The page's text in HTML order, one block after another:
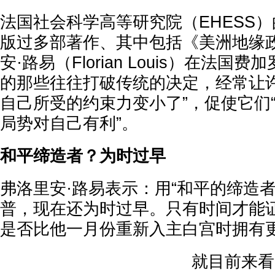
法国社会科学高等研究院（EHESS
版过多部著作、其中包括《美洲地缘
安·路易（Florian Louis）在法国费加
的那些往往打破传统的决定，经常让
自己所受的约束力变小了”，促使它
局势对自己有利”。
和平缔造者？为时过早
弗洛里安·路易表示：用“和平的缔造
普，现在还为时过早。只有时间才能
是否比他一月份重新入主白宫时拥有
就目前来